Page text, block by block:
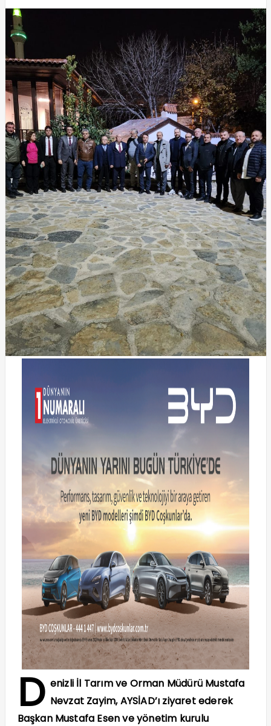
D enizli İl Tarım ve Orman Müdürü Mustafa
Nevzat Zayim, AYSİAD’ı ziyaret ederek
Başkan Mustafa Esen ve yönetim kurulu